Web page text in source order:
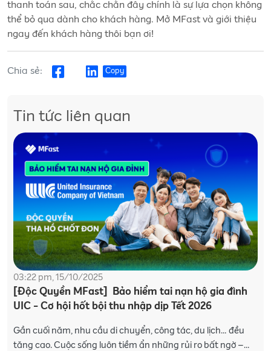
thanh toán sau, chắc chắn đây chính là sự lựa chọn không
thể bỏ qua dành cho khách hàng. Mở MFast và giới thiệu
ngay đến khách hàng thôi bạn ơi!
Chia sẻ: Copy
Tin tức liên quan
03:22 pm, 15/10/2025
[Độc Quyền MFast] Bảo hiểm tai nạn hộ gia đình
UIC - Cơ hội hốt bội thu nhập dịp Tết 2026
Gần cuối năm, nhu cầu di chuyển, công tác, du lịch… đều
tăng cao. Cuộc sống luôn tiềm ẩn những rủi ro bất ngờ –